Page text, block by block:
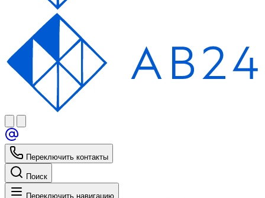
Переключить контакты
Поиск
Переключить навигацию